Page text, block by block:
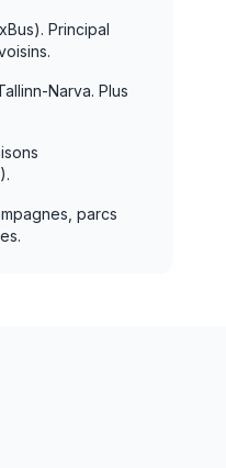
Principal
Narva. Plus
parcs